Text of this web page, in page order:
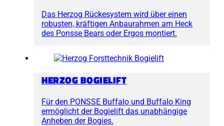
Das Herzog Rückesystem wird über einen
robusten, kräftigen Anbaurahmen am Heck
des Ponsse Bears oder Ergos montiert.
HERZOG BOGIELIFT
Für den PONSSE Buffalo und Buffalo King
ermöglicht der Bogielift das unabhängige
Anheben der Bogies.